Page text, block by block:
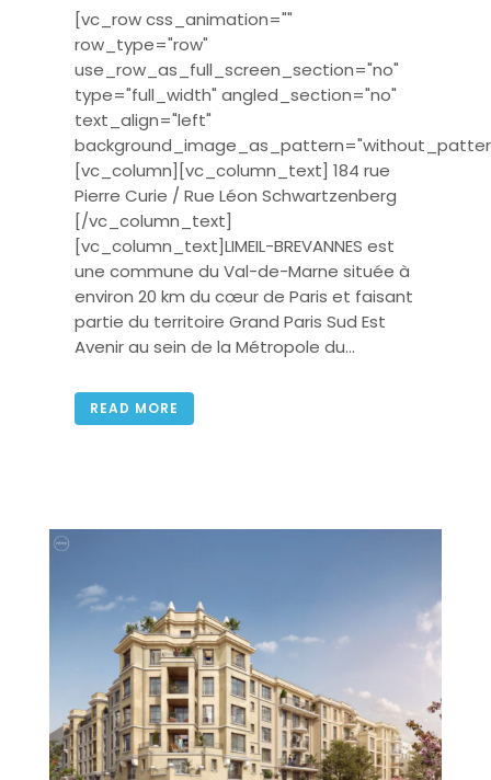
[vc_row css_animation=""
row_type="row"
use_row_as_full_screen_section="no"
type="full_width" angled_section="no"
text_align="left"
[vc_column][vc_column_text] 184 rue
Pierre Curie / Rue Léon Schwartzenberg
[/vc_column_text]
[vc_column_text]LIMEIL-BREVANNES est
une commune du Val-de-Marne située à
environ 20 km du cœur de Paris et faisant
partie du territoire Grand Paris Sud Est
Avenir au sein de la Métropole du...
READ MORE